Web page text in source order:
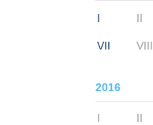
I II
VII VIII
2016
I II